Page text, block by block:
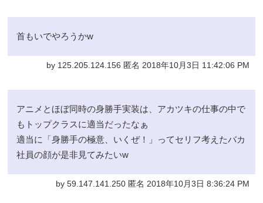
首もいでやろうかw
by 125.205.124.156 匿名 2018年10月3日 11:42:06 PM
アニメとほぼ同時の身勝手実装は、アカツキの仕事の中で
もトップクラスに適当だったなぁ
適当に「身勝手の極意、いくぜ！」ってセリフ考えたバカ
社員の顔が是非見てみたいw
by 59.147.141.250 匿名 2018年10月3日 8:36:24 PM